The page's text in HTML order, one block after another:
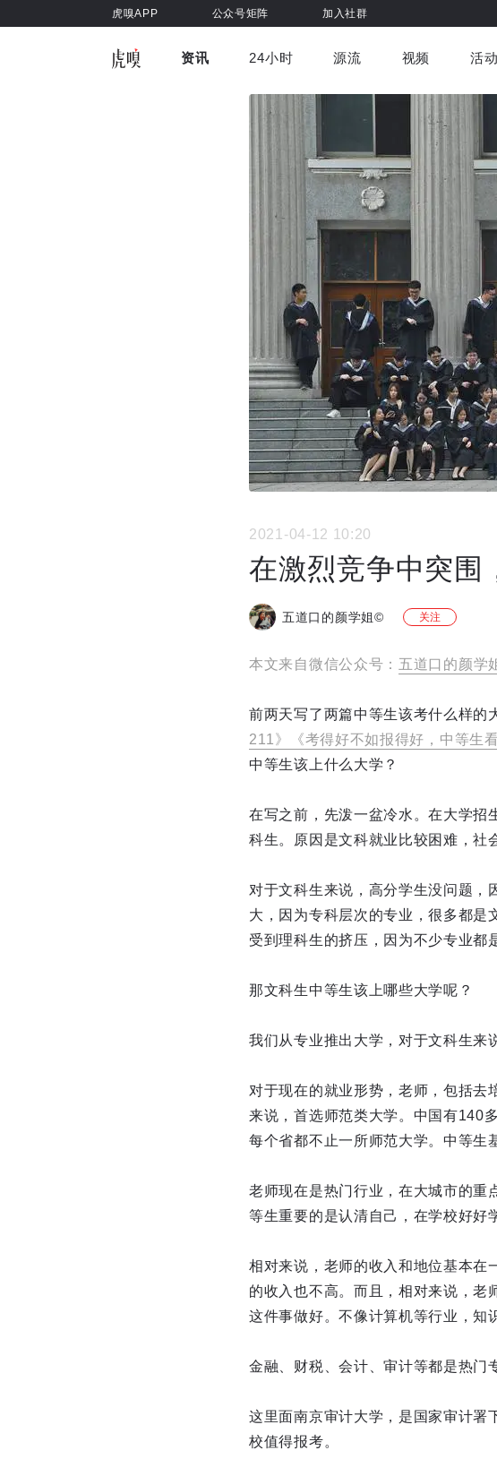
虎嗅APP 公众号矩阵 加入社群
资讯
车与出行 商业消费
书影音
24小时 源流 视频 活
2021-04-12 10:20
在激烈竞争中突围
五道口的颜学姐© 关注
本文来自微信公众号： 五道口的颜学
前两天写了两篇中等生该考什么样的
211》
《考得好不如报得好，中等生
中等生该上什么大学？
在写之前，先泼一盆冷水。在大学招
科生。原因是文科就业比较困难，社
对于文科生来说，高分学生没问题，
大，因为专科层次的专业，很多都是
受到理科生的挤压，因为不少专业都
那文科生中等生该上哪些大学呢？
我们从专业推出大学，对于文科生来
对于现在的就业形势，老师，包括去
来说，首选师范类大学。中国有140
每个省都不止一所师范大学。中等生
老师现在是热门行业，在大城市的重
等生重要的是认清自己，在学校好好
相对来说，老师的收入和地位基本在
的收入也不高。而且，相对来说，老
这件事做好。不像计算机等行业，知
金融、财税、会计、审计等都是热门
这里面南京审计大学，是国家审计署
校值得报考。